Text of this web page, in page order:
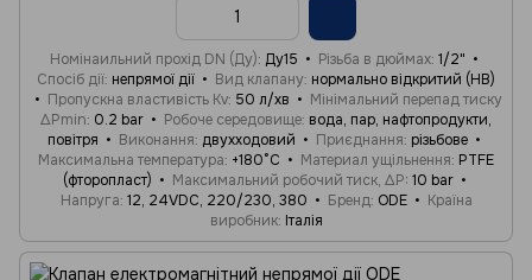
Номінаильний прохід DN (Ду) Ду15 Різьба в дюймах 1/2"
Спосіб дії непрямої дії Вид клапану нормально відкритий (НВ)
Пропускна властивість Kv 50 л/хв
Мінімальний перепад тиску
ΔPmin 0.2 bar Робоче середовище вода, пар, нафтопродукти,
повітря
Виконання двухходовий Приєднання різьбове
Максимальна температура +180°C Материал ущільнення PTFE
(фторопласт)
Максимальний робочий тиск, ΔP 10 bar
Напруга 12, 24VDC, 220/230, 380 Бренд ODE
Країна
виробник Італія